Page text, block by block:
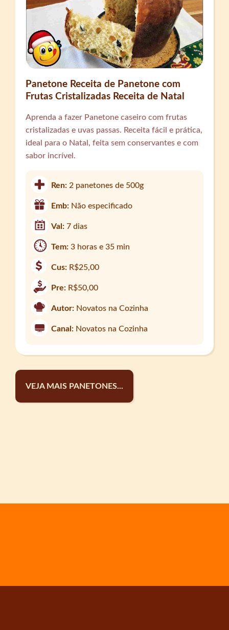
Panetone Receita de Panetone com
Frutas Cristalizadas Receita de Natal
Aprenda a fazer Panetone caseiro com frutas
cristalizadas e uvas passas. Receita fácil e prática,
ideal para o Natal, feita sem conservantes e com
sabor incrível.
Ren: 2 panetones de 500g
Emb: Não especificado
Val:7 dias
Tem:3 horas e 35 min
Cus: R$25,00
Pre: R$50,00
Autor: Novatos na Cozinha
Canal: Novatos na Cozinha
VEJA MAIS PANETONES...